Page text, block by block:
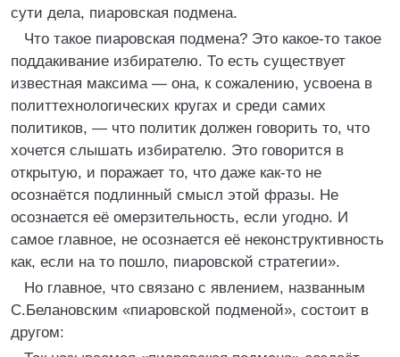
сути дела, пиаровская подмена.
Что такое пиаровская подмена? Это какое-то такое
поддакивание избирателю. То есть существует
известная максима — она, к сожалению, усвоена в
политтехнологических кругах и среди самих
политиков, — что политик должен говорить то, что
хочется слышать избирателю. Это говорится в
открытую, и поражает то, что даже как-то не
осознаётся подлинный смысл этой фразы. Не
осознается её омерзительность, если угодно. И
самое главное, не осознается её неконструктивность
как, если на то пошло, пиаровской стратегии».
Но главное, что связано с явлением, названным
С.Белановским «пиаровской подменой», состоит в
другом: